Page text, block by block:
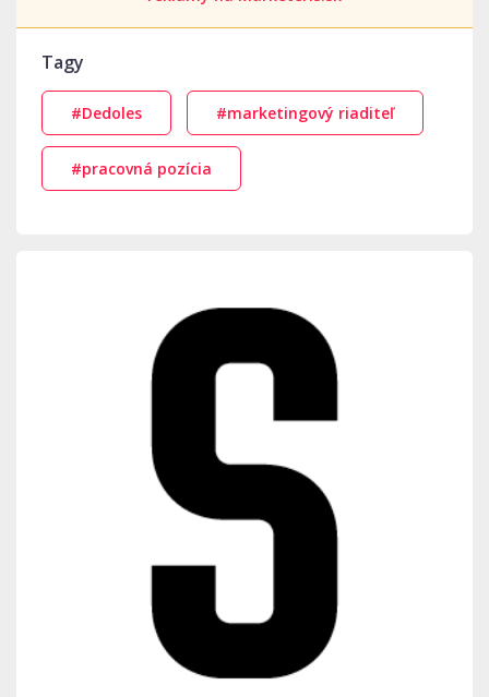
Tagy
#Dedoles #marketingový riaditeľ
#pracovná pozícia